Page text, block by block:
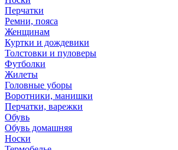
Перчатки
Ремни, пояса
Женщинам
Куртки и дождевики
Толстовки и пуловеры
Футболки
Жилеты
Головные уборы
Воротники, манишки
Перчатки, варежки
Обувь
Обувь домашняя
Носки